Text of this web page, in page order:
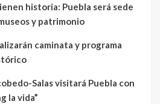
historia: Puebla será sede
y patrimonio
caminata y programa
Salas visitará Puebla con
la vida”